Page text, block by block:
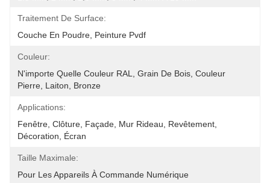
Traitement De Surface:
Couche En Poudre, Peinture Pvdf
Couleur:
N'importe Quelle Couleur RAL, Grain De Bois, Couleur
Pierre, Laiton, Bronze
Applications:
Fenêtre, Clôture, Façade, Mur Rideau, Revêtement,
Décoration, Écran
Taille Maximale:
Pour Les Appareils À Commande Numérique